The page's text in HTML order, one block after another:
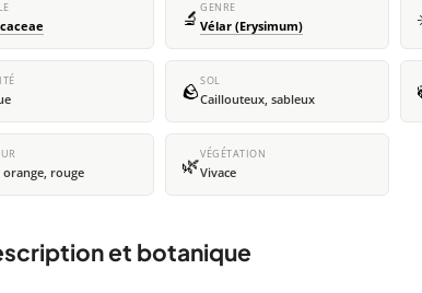
🔬 GENRE
Vélar (Erysimum)
🪨SOL
Caillouteux, sableux
orange, rouge 🌿VÉGÉTATION
Vivace
et botanique